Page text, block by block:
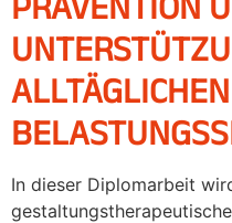
ALLTÄGLICHEN
In dieser Diplomarbeit